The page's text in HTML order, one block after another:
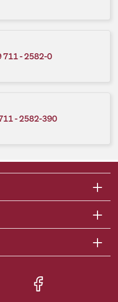
711 - 2582-0
- 2582-390